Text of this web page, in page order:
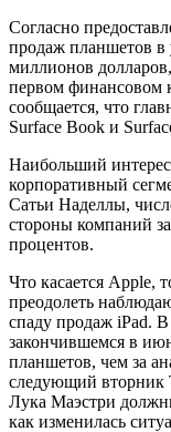
Согласно
продаж планшетов в
миллионов
первом финансовом
сообщается, что
Surface Book и
Наибольший
корпоративный
Сатьи Наделлы,
стороны компаний
процентов.
Что касается Apple,
преодолеть
спаду продаж iPad.
закончившемся в
планшетов, чем за
следующий вторник
Лука Маэстри
как изменилась